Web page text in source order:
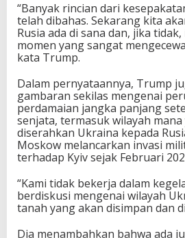
“Banyak rincian dari
telah dibahas. Sekarang kita
Rusia ada di sana dan, jika
momen yang sangat
kata Trump.
Dalam pernyataannya, Trump
gambaran sekilas mengenai
perdamaian jangka panjang
senjata, termasuk wilayah
diserahkan Ukraina kepada
Moskow melancarkan invasi
terhadap Kyiv sejak Februari
“Kami tidak bekerja dalam
berdiskusi mengenai wilayah
tanah yang akan disimpan dan
Dia menambahkan bahwa ada